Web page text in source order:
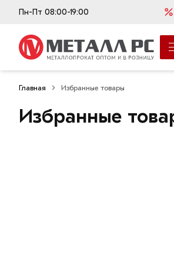
Пн-Пт 08:00-19:00
Главная Избранные товары
Избранные